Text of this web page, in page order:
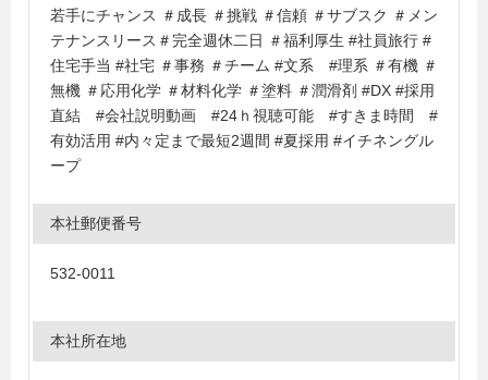
若手にチャンス ＃成長 ＃挑戦 ＃信頼 ＃サブスク ＃メン
テナンスリース＃完全週休二日 ＃福利厚生 #社員旅行 #
住宅手当 #社宅 ＃事務 ＃チーム #文系 #理系 ＃有機 ＃
無機 ＃応用化学 ＃材料化学 ＃塗料 ＃潤滑剤 #DX #採用
直結 #会社説明動画 #24ｈ視聴可能 #すきま時間 #
有効活用 #内々定まで最短2週間 #夏採用 #イチネングル
ープ
本社郵便番号
532-0011
本社所在地